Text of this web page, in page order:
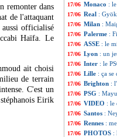
remonter dans
de l'attaquant
officialisé
Haïfa. Le
ait choisi
de terrain
C'est un
Eirik
17/06 Monaco :
17/06 Real :
17/06 Milan :
17/06 Palerme :
17/06 ASSE : le
17/06 Lyon : un
17/06 Inter : le
17/06 Lille : ça
17/06 Brighton :
17/06 PSG :
17/06 VIDEO : le
17/06 Santos :
17/06 Rennes :
17/06 PHOTOS :